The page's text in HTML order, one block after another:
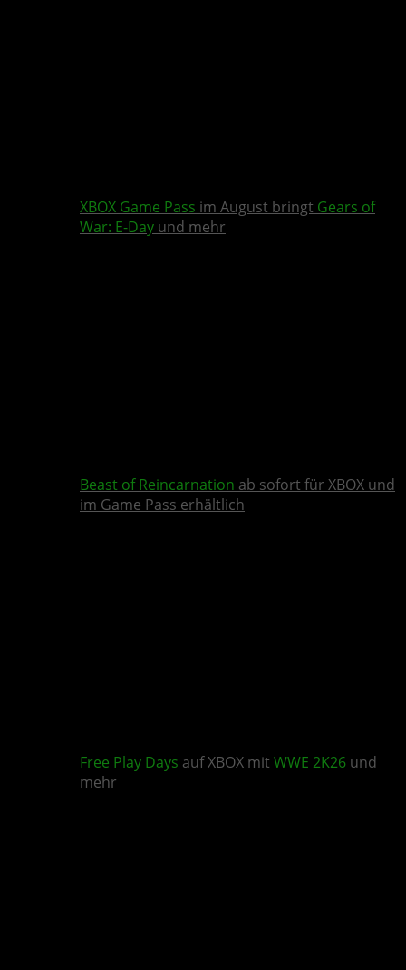
XBOX Game Pass im August bringt Gears of
War: E-Day und mehr
Beast of Reincarnation ab sofort für XBOX und
im Game Pass erhältlich
Free Play Days auf XBOX mit WWE 2K26 und
mehr